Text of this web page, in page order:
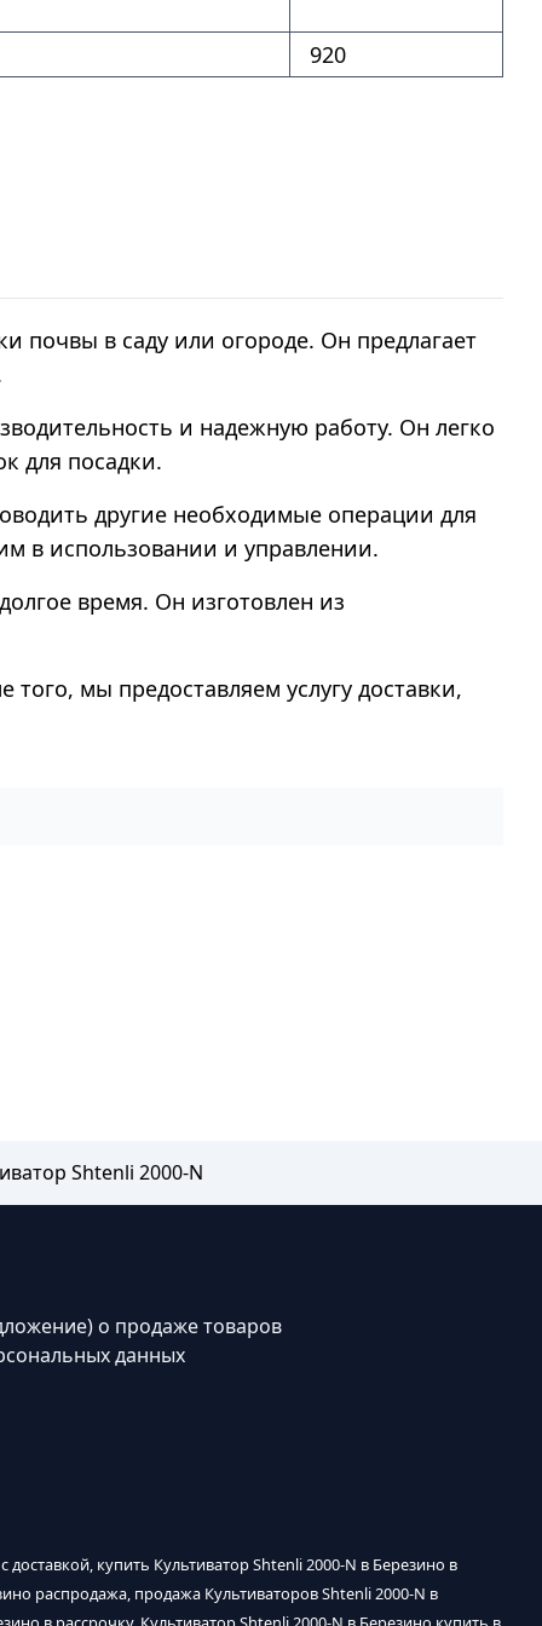
920
почвы в саду или огороде. Он предлагает
и надежную работу. Он легко
для посадки.
другие необходимые операции для
в использовании и управлении.
время. Он изготовлен из
мы предоставляем услугу доставки,
Shtenli 2000-N
о продаже товаров
данных
купить Культиватор Shtenli 2000-N в Березино в
распродажа, продажа Культиваторов Shtenli 2000-N в